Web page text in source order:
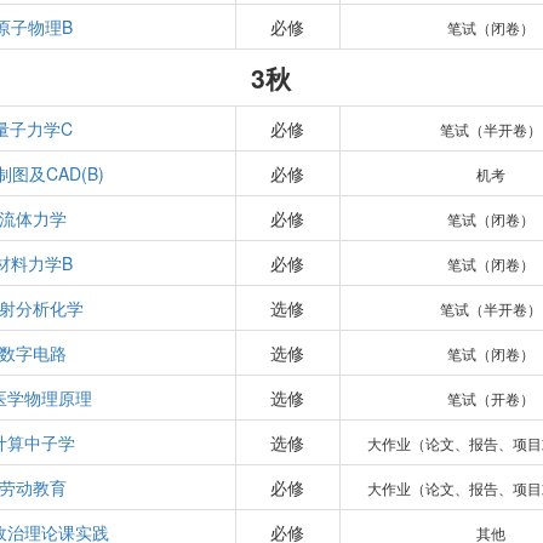
子物理B 必修 笔试（闭卷）
3秋
子力学C 必修 笔试（半开卷）
图及CAD(B) 必修 机考
流体力学 必修 笔试（闭卷）
料力学B 必修 笔试（闭卷）
分析化学 选修 笔试（半开卷）
数字电路 选修 笔试（闭卷）
学物理原理 选修 笔试（开卷）
算中子学 选修 大作业（论文、报告、项
劳动教育 必修 大作业（论文、报告、项
治理论课实践 必修 其他